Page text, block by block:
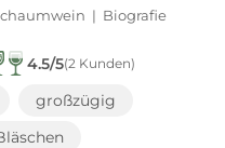
| Biografie
4.5/5(2 Kunden)
großzügig